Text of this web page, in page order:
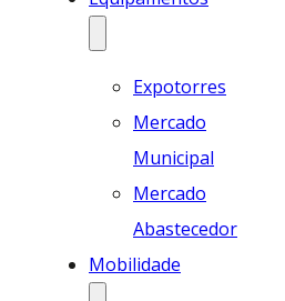
Expotorres
Mercado
Municipal
Mercado
Abastecedor
Mobilidade